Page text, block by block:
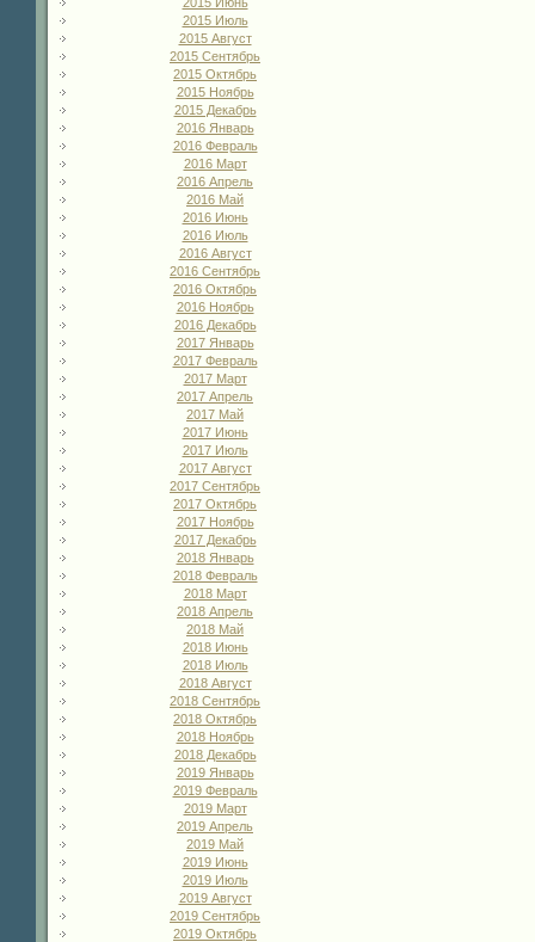
2015 Июль
2015 Август
2015 Сентябрь
2015 Октябрь
2015 Ноябрь
2015 Декабрь
2016 Январь
2016 Февраль
2016 Март
2016 Апрель
2016 Май
2016 Июнь
2016 Июль
2016 Август
2016 Сентябрь
2016 Октябрь
2016 Ноябрь
2016 Декабрь
2017 Январь
2017 Февраль
2017 Март
2017 Апрель
2017 Май
2017 Июнь
2017 Июль
2017 Август
2017 Сентябрь
2017 Октябрь
2017 Ноябрь
2017 Декабрь
2018 Январь
2018 Февраль
2018 Март
2018 Апрель
2018 Май
2018 Июнь
2018 Июль
2018 Август
2018 Сентябрь
2018 Октябрь
2018 Ноябрь
2018 Декабрь
2019 Январь
2019 Февраль
2019 Март
2019 Апрель
2019 Май
2019 Июнь
2019 Июль
2019 Август
2019 Сентябрь
2019 Октябрь